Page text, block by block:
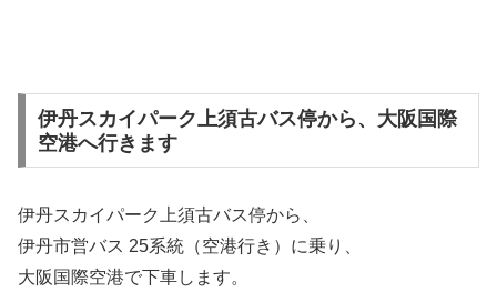
伊丹スカイパーク上須古バス停から、大阪国際
空港へ行きます
伊丹スカイパーク上須古バス停から、
伊丹市営バス 25系統（空港行き）に乗り、
大阪国際空港で下車します。